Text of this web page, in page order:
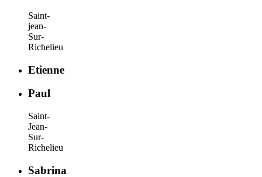
Saint-
jean-
Sur-
Richelieu
Etienne
Paul
Saint-
Jean-
Sur-
Richelieu
Sabrina